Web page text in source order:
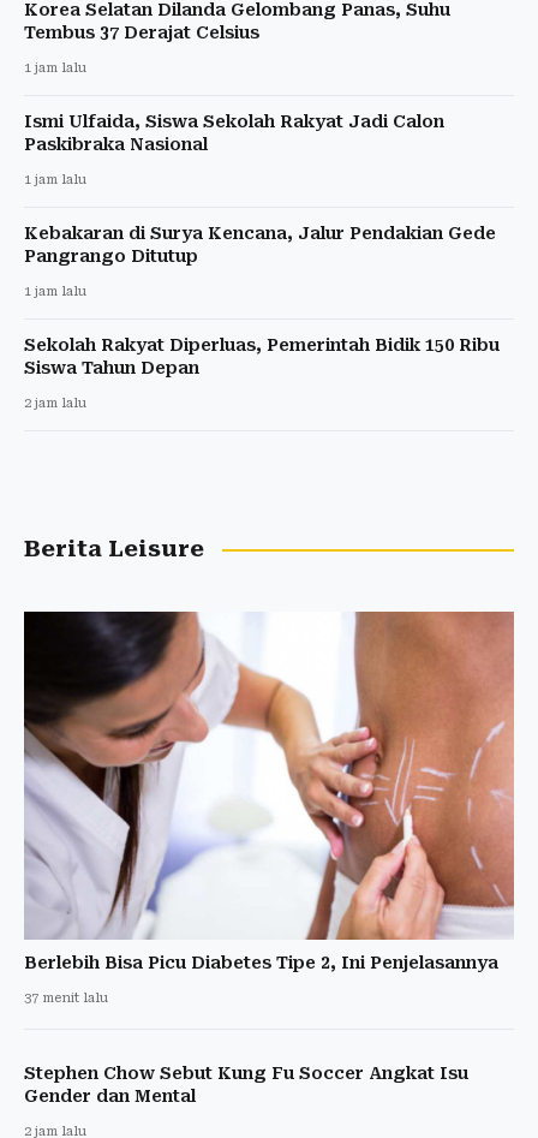
Korea Selatan Dilanda Gelombang Panas, Suhu
Tembus 37 Derajat Celsius
1 jam lalu
Ismi Ulfaida, Siswa Sekolah Rakyat Jadi Calon
Paskibraka Nasional
1 jam lalu
Kebakaran di Surya Kencana, Jalur Pendakian Gede
Pangrango Ditutup
1 jam lalu
Sekolah Rakyat Diperluas, Pemerintah Bidik 150 Ribu
Siswa Tahun Depan
2 jam lalu
Berita Leisure
Berlebih Bisa Picu Diabetes Tipe 2, Ini Penjelasannya
37 menit lalu
Stephen Chow Sebut Kung Fu Soccer Angkat Isu
Gender dan Mental
2 jam lalu